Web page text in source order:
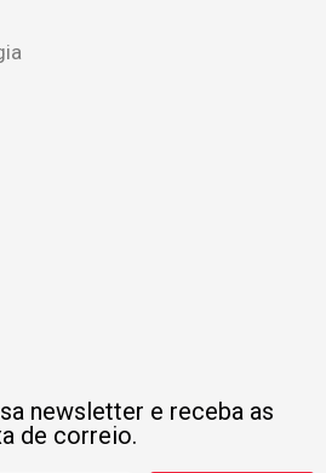
newsletter e receba as
de correio.